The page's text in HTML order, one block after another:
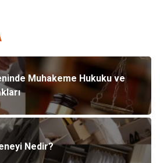
Muhakeme Hukuku ve
Nedir?